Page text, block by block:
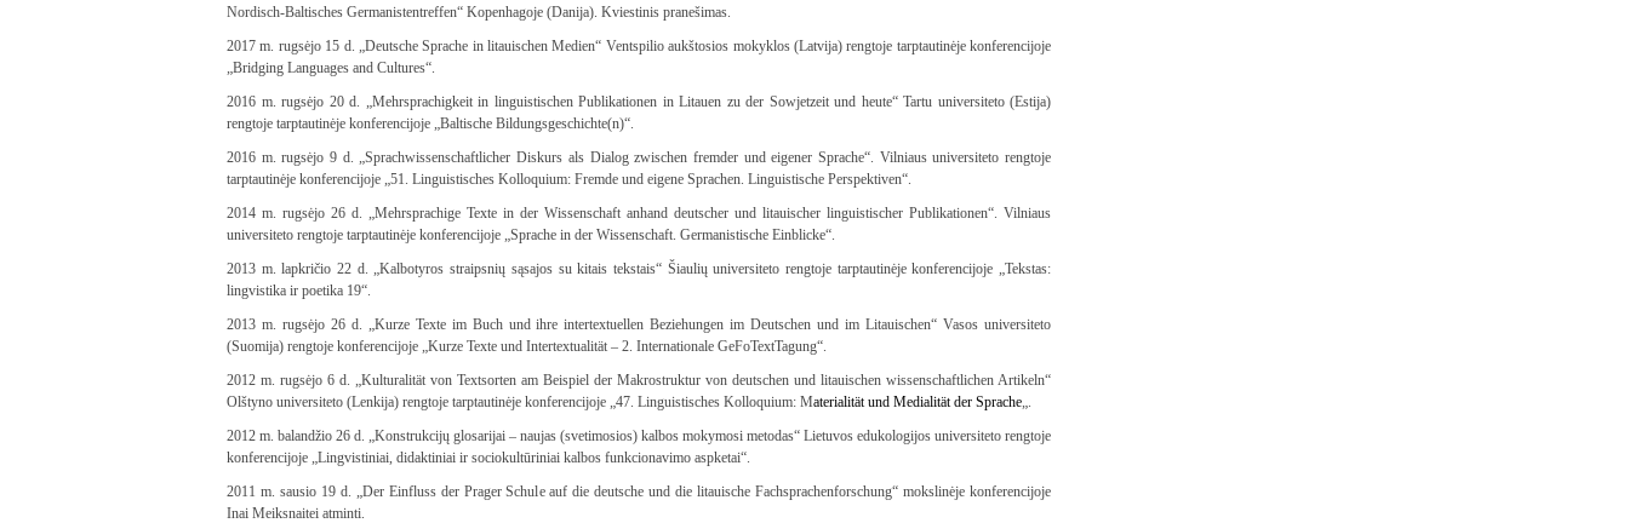
Nordisch-Baltisches Germanistentreffen“ Kopenhagoje (Danija). Kviestinis pranešimas.
2017 m. rugsėjo 15 d. „Deutsche Sprache in litauischen Medien“ Ventspilio aukštosios mokyklos (Latvija) rengtoje tarptautinėje konferencijoje
„Bridging Languages and Cultures“.
2016 m. rugsėjo 20 d. „Mehrsprachigkeit in linguistischen Publikationen in Litauen zu der Sowjetzeit und heute“ Tartu universiteto (Estija)
rengtoje tarptautinėje konferencijoje „Baltische Bildungsgeschichte(n)“.
2016 m. rugsėjo 9 d. „Sprachwissenschaftlicher Diskurs als Dialog zwischen fremder und eigener Sprache“. Vilniaus universiteto rengtoje
tarptautinėje konferencijoje „51. Linguistisches Kolloquium: Fremde und eigene Sprachen. Linguistische Perspektiven“.
2014 m. rugsėjo 26 d. „Mehrsprachige Texte in der Wissenschaft anhand deutscher und litauischer linguistischer Publikationen“. Vilniaus
universiteto rengtoje tarptautinėje konferencijoje „Sprache in der Wissenschaft. Germanistische Einblicke“.
2013 m. lapkričio 22 d. „Kalbotyros straipsnių sąsajos su kitais tekstais“ Šiaulių universiteto rengtoje tarptautinėje konferencijoje „Tekstas:
lingvistika ir poetika 19“.
2013 m. rugsėjo 26 d. „Kurze Texte im Buch und ihre intertextuellen Beziehungen im Deutschen und im Litauischen“ Vasos universiteto
(Suomija) rengtoje konferencijoje „Kurze Texte und Intertextualität – 2. Internationale GeFoTextTagung“.
2012 m. rugsėjo 6 d. „Kulturalität von Textsorten am Beispiel der Makrostruktur von deutschen und litauischen wissenschaftlichen Artikeln“
Olštyno universiteto (Lenkija) rengtoje tarptautinėje konferencijoje „47. Linguistisches Kolloquium: Materialität und Medialität der Sprache„.
2012 m. balandžio 26 d. „Konstrukcijų glosarijai – naujas (svetimosios) kalbos mokymosi metodas“ Lietuvos edukologijos universiteto rengtoje
konferencijoje „Lingvistiniai, didaktiniai ir sociokultūriniai kalbos funkcionavimo aspketai“.
2011 m. sausio 19 d. „Der Einfluss der Prager Schule auf die deutsche und die litauische Fachsprachenforschung“ mokslinėje konferencijoje
Inai Meiksnaitei atminti.